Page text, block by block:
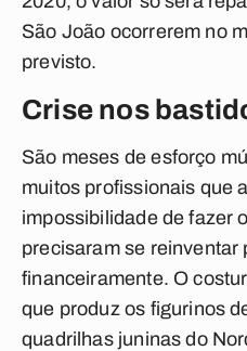
São João ocorrerem no
previsto.
Crise nos
São meses de esforço
muitos profissionais que
impossibilidade de fazer
precisaram se reinventar
financeiramente. O
que produz os figurinos
quadrilhas juninas do